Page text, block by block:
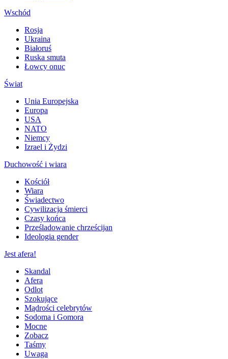
Wschód
Rosja
Ukraina
Białoruś
Ruska smuta
Łowcy onuc
Świat
Unia Europejska
Europa
USA
NATO
Niemcy
Izrael i Żydzi
Duchowość i wiara
Kościół
Wiara
Świadectwo
Cywilizacja śmierci
Czasy końca
Prześladowanie chrześcijan
Ideologia gender
Jest afera!
Skandal
Afera
Odlot
Szokujące
Mądrości celebrytów
Sodoma i Gomora
Mocne
Zobacz
Taśmy
Uwaga